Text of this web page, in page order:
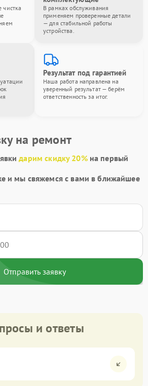
чистка
В рамках обслуживания
применяем проверенные детали
— для стабильной работы
устройства.
Результат под гарантией
Наша работа направлена на
уверенный результат — берём
ответственность за итог.
на ремонт
дарим скидку 20%на первый
и мы свяжемся с вами в ближайшее
Отправить заявку
и ответы